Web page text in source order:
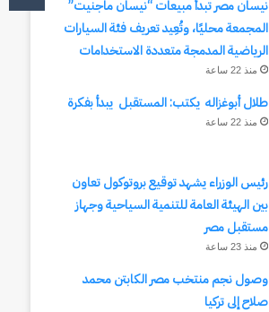
نيسان مصر تبدأ مبيعات “نيسان ماجنيت”
المجمعة محليًا، وتُعِيد تعريف فئة السيارات
الرياضية المدمجة متعددة الاستخدامات
منذ 22 ساعة
طلال أبوغزاله يكتب: المستقبل يبدأ بفكرة
منذ 22 ساعة
رئيس الوزراء يشهد توقيع بروتوكول تعاون
بين الهيئة العامة للتنمية السياحية وجهاز
مستقبل مصر
منذ 23 ساعة
وصول نجم منتخب مصر الكابتن محمد
صلاح إلى تركيا